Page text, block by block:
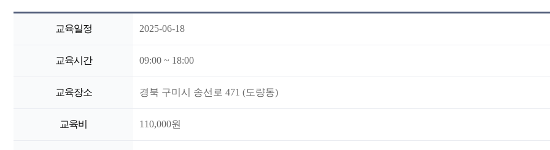
교육일정 2025-06-18
교육시간 09:00 ~ 18:00
교육장소 경북 구미시 송선로 471 (도량동)
교육비 110,000원